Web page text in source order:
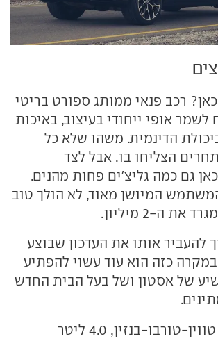
רכב פנאי ממותג ספורט בריטי
אופי ייחודי בעיצוב, באיכות
הדינמית. משהו שלא כל
הצליחו בו. אבל לצד
גם כמה גליצ'ים פחות מהנים.
המיושן מאוד, לא הולך טוב
ה-2 מיליון.
להעביר אותו את העדכון שבוצע
במקרה כזה הוא עוד עשוי להפתיע
של אסטון ושל בעל הבית החדש